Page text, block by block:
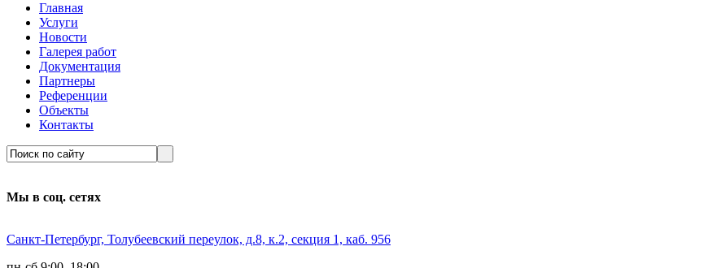
Главная
Услуги
Новости
Галерея работ
Документация
Партнеры
Референции
Объекты
Контакты
Мы в соц. сетях
Санкт-Петербург, Толубеевский переулок, д.8, к.2, секция 1, каб. 956